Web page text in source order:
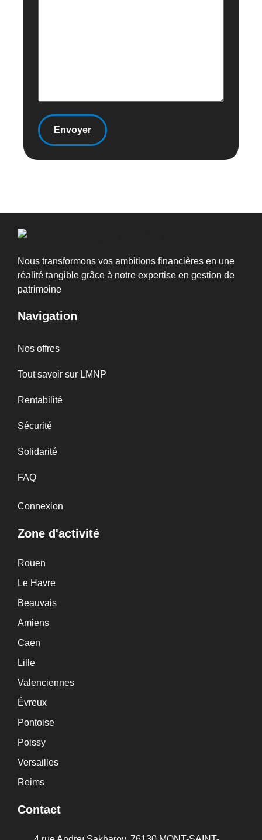
Nous transformons vos ambitions financières en une
réalité tangible grâce à notre expertise en gestion de
patrimoine
Navigation
Nos offres
Tout savoir sur LMNP
Rentabilité
Sécurité
Solidarité
FAQ
Connexion
Zone d'activité
Rouen
Le Havre
Beauvais
Amiens
Caen
Lille
Valenciennes
Évreux
Pontoise
Poissy
Versailles
Reims
Contact